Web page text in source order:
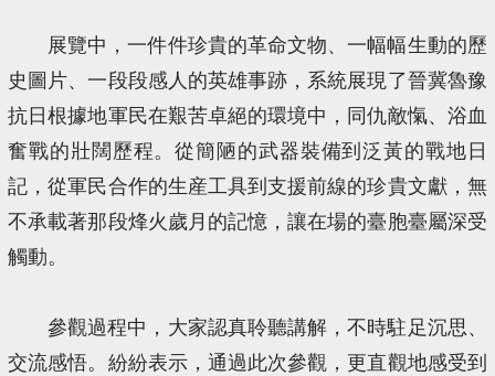
展覽中，一件件珍貴的革命文物、一幅幅生動的歷
史圖片、一段段感人的英雄事跡，系統展現了晉冀魯豫
抗日根據地軍民在艱苦卓絕的環境中，同仇敵愾、浴血
奮戰的壯闊歷程。從簡陋的武器裝備到泛黃的戰地日
記，從軍民合作的生産工具到支援前線的珍貴文獻，無
不承載著那段烽火歲月的記憶，讓在場的臺胞臺屬深受
觸動。
參觀過程中，大家認真聆聽講解，不時駐足沉思、
交流感悟。紛紛表示，通過此次參觀，更直觀地感受到